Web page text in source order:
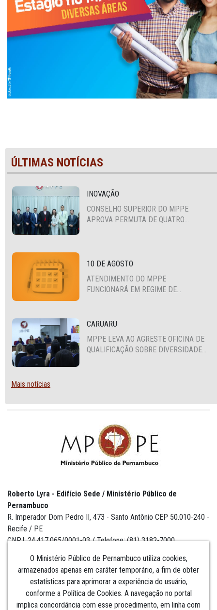
ÚLTIMAS NOTÍCIAS
INOVAÇÃO
CONSELHO SUPERIOR DO MPPE
APROVA PERMUTA DE QUATRO
10 DE AGOSTO
ATENDIMENTO DO MPPE
FUNCIONARÁ EM REGIME DE
CARUARU
MPPE LEVA AO AGRESTE OFICINA DE
QUALIFICAÇÃO SOBRE DIVERSIDADE
Mais notícias
O Ministério Público de Pernambuco utiliza cookies,
armazenados apenas em caráter temporário, a fim de obter
estatísticas para aprimorar a experiência do usuário,
conforme a Política de Cookies. A navegação no portal
implica concordância com esse procedimento, em linha com
Roberto Lyra - Edifício Sede / Ministério Público de
Pernambuco
R. Imperador Dom Pedro II, 473 - Santo Antônio CEP 50.010-240 -
Recife / PE
CNPJ: 24.417.065/0001-03 / Telefone: (81) 3182-7000
Institucional